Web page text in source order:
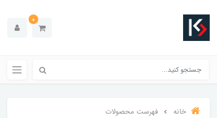
0
خانه فهرست محصولات